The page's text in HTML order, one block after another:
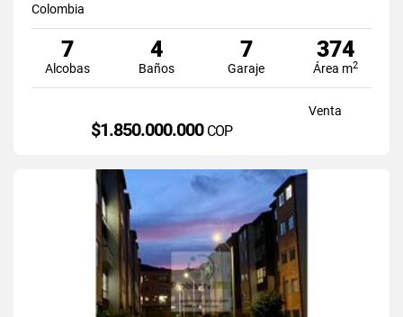
Colombia
7
Alcobas
4
Baños
7
Garaje
374
Área m2
Venta
$1.850.000.000 COP